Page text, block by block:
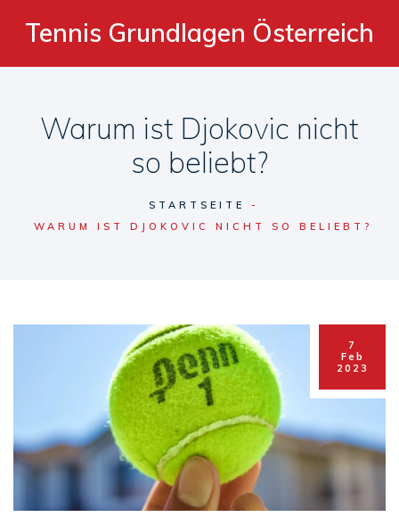
Tennis Grundlagen Österreich
Warum ist Djokovic nicht
so beliebt?
STARTSEITE
WARUM IST DJOKOVIC NICHT SO BELIEBT?
7
Feb
2023